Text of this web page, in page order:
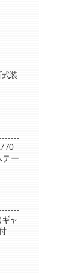
式装
テー
ャ